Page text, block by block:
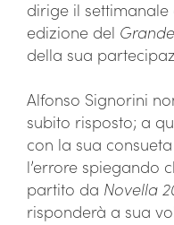
dirige il
edizione del
della sua
Alfonso Signorini
subito risposto; a
con la sua
l’errore spiegando
partito da Novella
risponderà a sua